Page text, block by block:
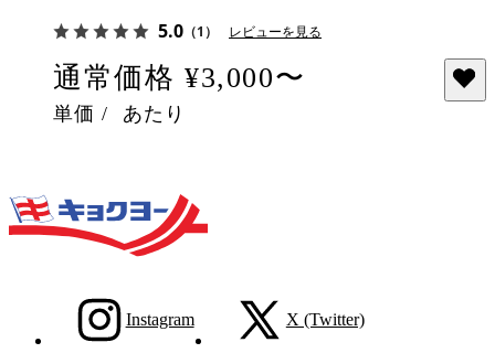
5.0 （1） レビューを見る
通常価格 ¥3,000〜
単価 / あたり
Instagram X (Twitter)